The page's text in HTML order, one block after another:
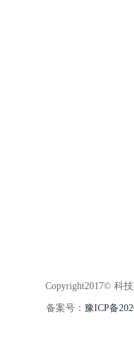
Copyright2017© 科
备案号： 豫ICP备